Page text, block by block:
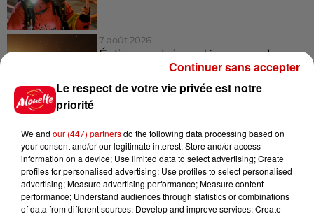
7 août 2026
Éclipse solaire : découvrez les
meilleurs spots d'observation
du...
7 août 2026
À LA UNE : professeur
condamné, repreneurs pour
Duralex et la...
Le respect de votre vie privée est notre
priorité
We and our (447) partnersdo the following data processing based on
your consent and/or our legitimate interest: Store and/or access
information on a device; Use limited data to select advertising; Create
profiles for personalised advertising; Use profiles to select personalised
advertising; Measure advertising performance; Measure content
performance; Understand audiences through statistics or combinations
of data from different sources; Develop and improve services; Create
Continuer sans accepter